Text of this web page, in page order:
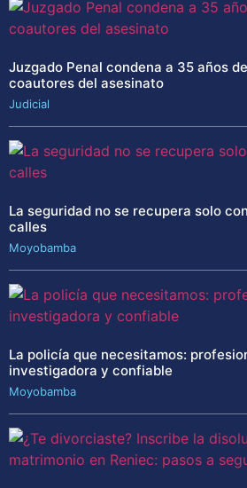
Juzgado Penal condena a 35 años
coautores del asesinato
Judicial
La seguridad no se recupera solo
calles
Moyobamba
La policía que necesitamos:
investigadora y confiable
Moyobamba